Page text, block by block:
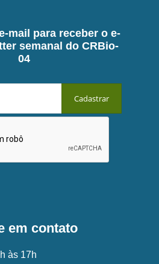
mail para receber o e-
semanal do CRBio-
04
em contato
às 17h